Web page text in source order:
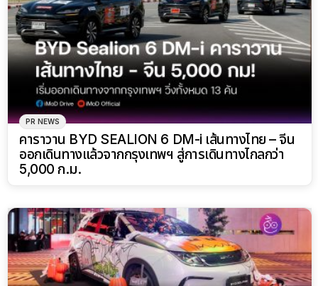
PR NEWS
คาราวาน BYD SEALION 6 DM-i เส้นทางไทย – จีน
ออกเดินทางแล้วจากกรุงเทพฯ สู่การเดินทางไกลกว่า
5,000 ก.ม.